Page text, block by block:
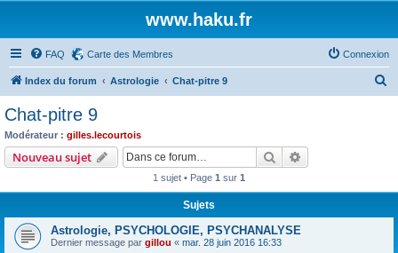
www.haku.fr
FAQ Carte des Membres Connexion
Index du forum Astrologie Chat-pitre 9
Chat-pitre 9
Modérateur : gilles.lecourtois
Nouveau sujet Rechercher
1 sujet • Page 1 sur 1
Sujets
Astrologie, PSYCHOLOGIE, PSYCHANALYSE
Dernier message par gillou « mar. 28 juin 2016 16:33